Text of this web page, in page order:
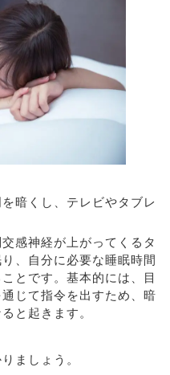
暗くし、テレビやタブレ
感神経が上がってくるタ
、自分に必要な睡眠時間
とです。基本的には、目
じて指令を出すため、暗
と起きます。
ましょう。